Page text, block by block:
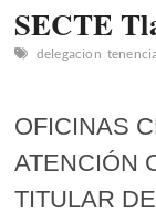
SECTE
delegacion
OFICINAS
ATENCIÓN
TITULAR